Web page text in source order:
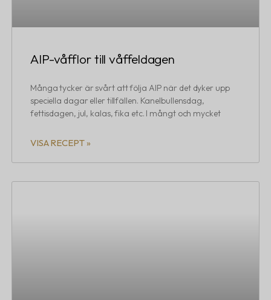
AIP-våfflor till våffeldagen
Många tycker är svårt att följa AIP när det dyker upp
speciella dagar eller tillfällen. Kanelbullensdag,
fettisdagen, jul, kalas, fika etc. I mångt och mycket
VISA RECEPT »